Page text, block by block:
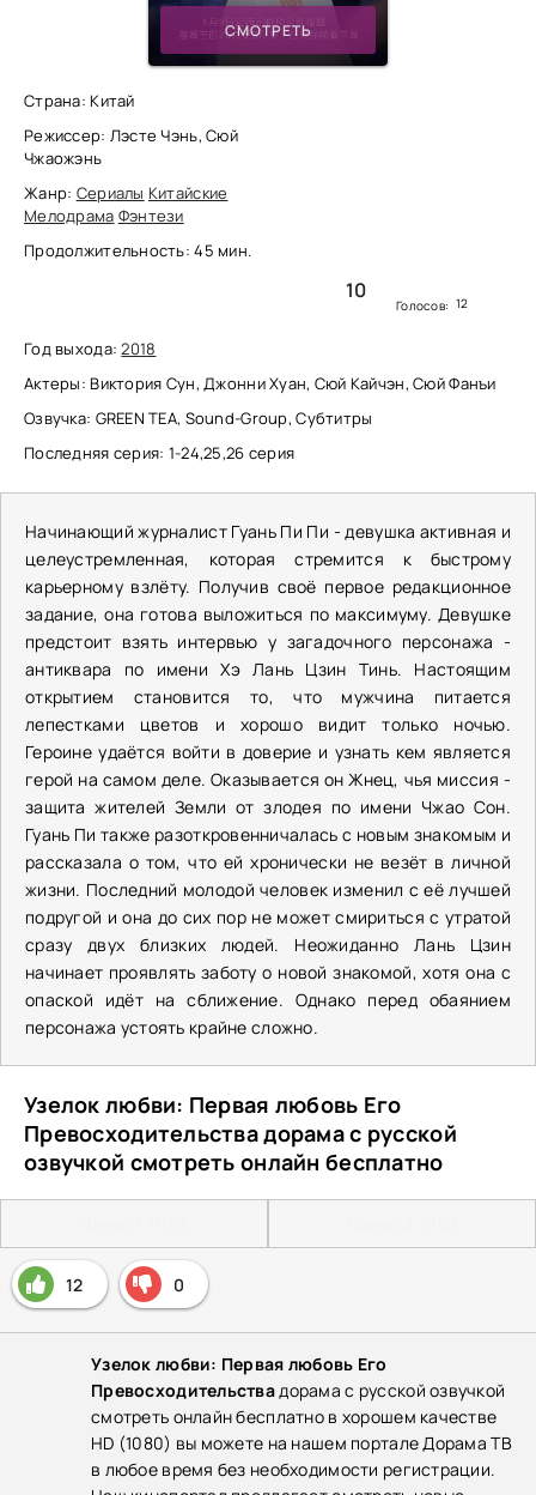
СМОТРЕТЬ
Страна: Китай
Режиссер: Лэсте Чэнь, Сюй
Чжаожэнь
Жанр: Сериалы Китайские
Мелодрама Фэнтези
Продолжительность: 45 мин.
10
Голосов: 12
Год выхода:2018
Актеры: Виктория Сун, Джонни Хуан, Сюй Кайчэн, Сюй Фанъи
Озвучка: GREEN TEA, Sound-Group, Субтитры
Последняя серия: 1-24,25,26 серия
Начинающий журналист Гуань Пи Пи - девушка активная и
целеустремленная, которая стремится к быстрому
карьерному взлёту. Получив своё первое редакционное
задание, она готова выложиться по максимуму. Девушке
предстоит взять интервью у загадочного персонажа -
антиквара по имени Хэ Лань Цзин Тинь. Настоящим
открытием становится то, что мужчина питается
лепестками цветов и хорошо видит только ночью.
Героине удаётся войти в доверие и узнать кем является
герой на самом деле. Оказывается он Жнец, чья миссия -
защита жителей Земли от злодея по имени Чжао Сон.
Гуань Пи также разоткровенничалась с новым знакомым и
рассказала о том, что ей хронически не везёт в личной
жизни. Последний молодой человек изменил с её лучшей
подругой и она до сих пор не может смириться с утратой
сразу двух близких людей. Неожиданно Лань Цзин
начинает проявлять заботу о новой знакомой, хотя она с
опаской идёт на сближение. Однако перед обаянием
персонажа устоять крайне сложно.
Узелок любви: Первая любовь Его
Превосходительства дорама с русской
озвучкой смотреть онлайн бесплатно
12 0
Узелок любви: Первая любовь Его
Превосходительствадорама с русской озвучкой
смотреть онлайн бесплатно в хорошем качестве
HD (1080) вы можете на нашем портале Дорама ТВ
в любое время без необходимости регистрации.